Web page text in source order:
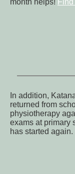
month helps!
In addition,
returned from
physiotherapy
exams at primary
has started again.